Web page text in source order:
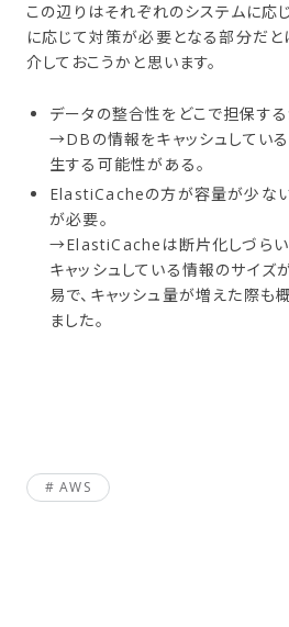
この辺りはそれぞれのシステムに応
に応じて対策が必要となる部分だと
介しておこうかと思います。
データの整合性をどこで担保する
→DBの情報をキャッシュしてい
生する可能性がある。
ElastiCacheの方が容量が少な
が必要。
→ElastiCacheは断片化しづらい
キャッシュしている情報のサイ
易で、キャッシュ量が増えた際も
ました。
AWS